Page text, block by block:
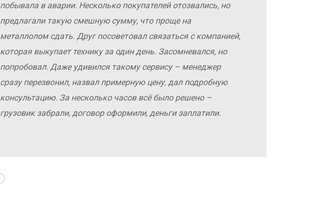
побывала в аварии. Несколько покупателей отозвались, но
предлагали такую смешную сумму, что проще на
металлолом сдать. Друг посоветовал связаться с компанией,
которая выкупает технику за один день. Засомневался, но
попробовал. Даже удивился такому сервису – менеджер
сразу перезвонил, назвал примерную цену, дал подробную
консультацию. За несколько часов всё было решено –
грузовик забрали, договор оформили, деньги заплатили.